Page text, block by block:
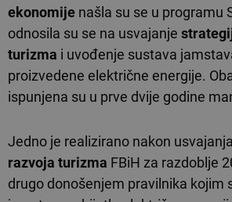
ekonomije našla su se u programu
odnosila su se na usvajanje
turizma i uvođenje sustava
proizvedene električne energije.
ispunjena su u prve dvije godine
Jedno je realizirano nakon usvajanja
razvoja turizma FBiH za razdoblje
drugo donošenjem pravilnika kojim